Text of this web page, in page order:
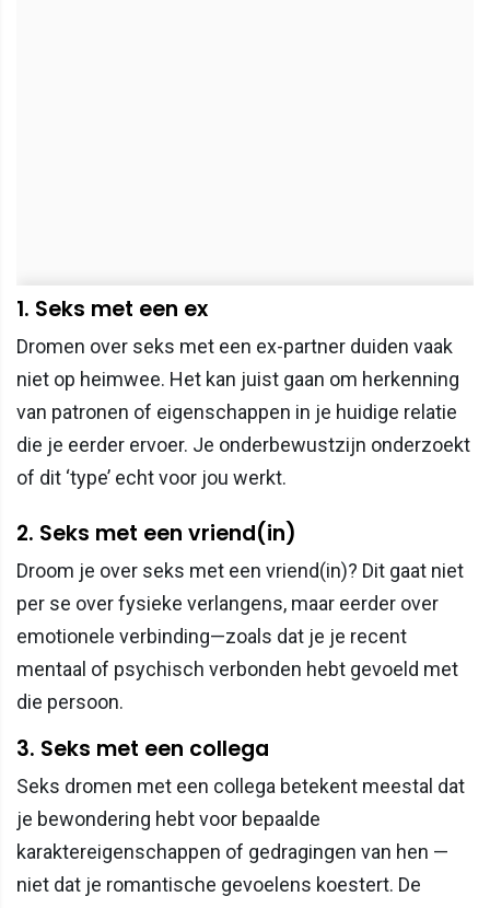
1. Seks met een ex
Dromen over seks met een ex-partner duiden vaak
niet op heimwee. Het kan juist gaan om herkenning
van patronen of eigenschappen in je huidige relatie
die je eerder ervoer. Je onderbewustzijn onderzoekt
of dit ‘type’ echt voor jou werkt.
2. Seks met een vriend(in)
Droom je over seks met een vriend(in)? Dit gaat niet
per se over fysieke verlangens, maar eerder over
emotionele verbinding—zoals dat je je recent
mentaal of psychisch verbonden hebt gevoeld met
die persoon.
3. Seks met een collega
Seks dromen met een collega betekent meestal dat
je bewondering hebt voor bepaalde
karaktereigenschappen of gedragingen van hen —
niet dat je romantische gevoelens koestert. De